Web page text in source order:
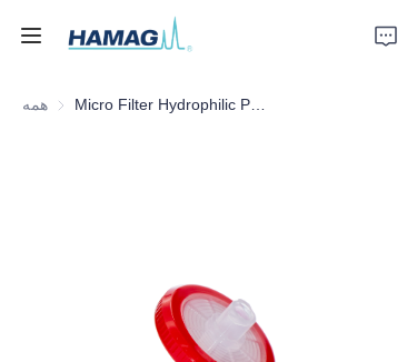
همه
خانه